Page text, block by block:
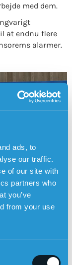
ads, to
our traffic.
of our site with
partners who
you’ve
from your use
med dem.
at endnu flere
alarmer.